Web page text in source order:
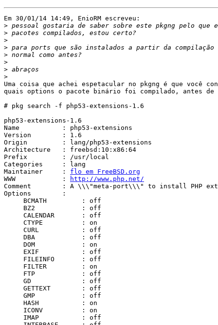
Em 30/01/14 14:49, EnioRM escreveu:
>
>
>
>
>
>
>
>
Uma coisa que achei espetacular no pkgng é que você
quais options o pacote binário foi compilado, antes de
# pkg search -f php53-extensions-1.6
php53-extensions-1.6
Name           : php53-extensions
Version        : 1.6
Origin         : lang/php53-extensions
Architecture   : freebsd:10:x86:64
Prefix         : /usr/local
Categories     : lang
Maintainer     : flo em FreeBSD.org
WWW            :
http://www.php.net/
Comment        : A \\\"meta-port\\\" to install PHP
Options        :
     BCMATH         : off
     BZ2            : off
     CALENDAR       : off
     CTYPE          : on
     CURL           : off
     DBA            : off
     DOM            : on
     EXIF           : off
     FILEINFO       : off
     FILTER         : on
     FTP            : off
     GD             : off
     GETTEXT        : off
     GMP            : off
     HASH           : on
     ICONV          : on
     IMAP           : off